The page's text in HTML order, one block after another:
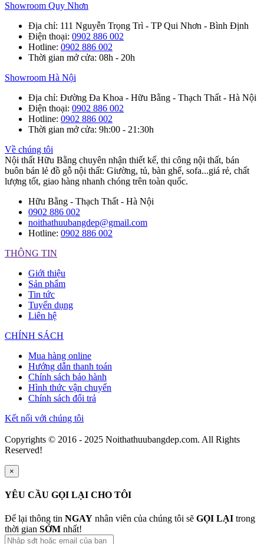
Showroom Quy Nhơn
Địa chỉ: 111 Nguyễn Trọng Trì - TP Qui Nhơn - Bình Định
Điện thoại: 0902 886 002
Hotline: 0902 886 002
Thời gian mở cửa: 08h - 20h
Showroom Hà Nội
Địa chỉ: Đường Đa Khoa - Hữu Bằng - Thạch Thất - Hà Nội
Điện thoại: 0902 886 002
Hotline: 0902 886 002
Thời gian mở cửa: 9h:00 - 21:30h
Về chúng tôi
Nội thất Hữu Bằng chuyên nhận thiết kế, thi công nội thất, bán
buôn bán lẻ đồ gỗ nội thất: Giường, tủ, bàn ghế, sofa...giá rẻ, chất
lượng tốt, giao hàng nhanh chóng trên toàn quốc.
Hữu Bằng - Thạch Thất - Hà Nội
0902 886 002
noithathuubangdep@gmail.com
Hotline: 0902 886 002
THÔNG TIN
Giới thiệu
Sản phẩm
Tin tức
Tuyển dụng
Liên hệ
CHÍNH SÁCH
Mua hàng online
Hướng dẫn thanh toán
Chính sách bảo hành
Hình thức vận chuyển
Chính sách đổi trả
Kết nối với chúng tôi
Copyrights © 2016 - 2025 Noithathuubangdep.com. All Rights
Reserved!
×
YÊU CẦU GỌI LẠI CHO TÔI
Để lại thông tin NGAY nhân viên của chúng tôi sẽ GỌI LẠI trong
thời gian SỚM nhất!